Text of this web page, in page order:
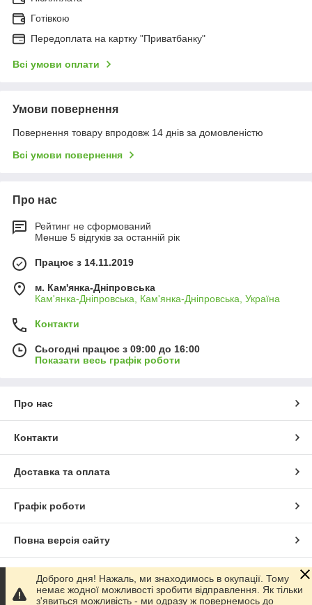
Готівкою
Передоплата на картку "Приватбанку"
Всі умови оплати
Умови повернення
Повернення товару впродовж 14 днів за домовленістю
Всі умови повернення
Про нас
Рейтинг не сформований
Менше 5 відгуків за останній рік
Працює з 14.11.2019
м. Кам'янка-Дніпровська
Кам'янка-Дніпровська, Кам'янка-Дніпровська, Україна
Контакти
Сьогодні працює з 09:00 до 16:00
Показати весь графік роботи
Про нас
Контакти
Доставка та оплата
Графік роботи
Повна версія сайту
Сайт створено на маркетплейсі
Доброго дня! Нажаль, ми знаходимось в окупації. Тому
немає жодної можливості зробити відправлення. Як тільки
з'явиться можливість - ми одразу ж повернемось до